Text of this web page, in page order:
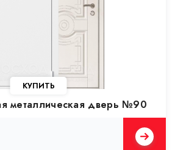
металлическая дверь №90